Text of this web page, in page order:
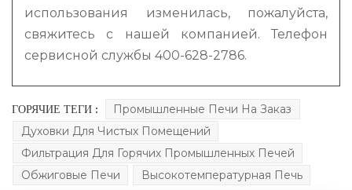
использования изменилась, пожалуйста,
свяжитесь с нашей компанией. Телефон
сервисной службы 400-628-2786.
ГОРЯЧИЕ ТЕГИ :
Промышленные Печи На Заказ
Духовки Для Чистых Помещений
Фильтрация Для Горячих Промышленных Печей
Обжиговые Печи
Высокотемпературная Печь